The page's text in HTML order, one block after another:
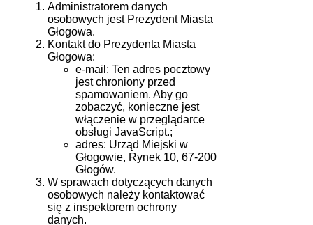
Administratorem danych
osobowych jest Prezydent Miasta
Głogowa.
Kontakt do Prezydenta Miasta
Głogowa:
e-mail: Ten adres pocztowy
jest chroniony przed
spamowaniem. Aby go
zobaczyć, konieczne jest
włączenie w przeglądarce
obsługi JavaScript.;
adres: Urząd Miejski w
Głogowie, Rynek 10, 67-200
Głogów.
W sprawach dotyczących danych
osobowych należy kontaktować
się z inspektorem ochrony
danych.